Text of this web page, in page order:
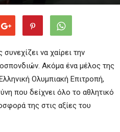
να χαίρει την
Ακόμα ένα μέλος της
Ολυμπιακή Επιτροπή,
που δείχνει όλο το αθλητικό
της στις αξίες του